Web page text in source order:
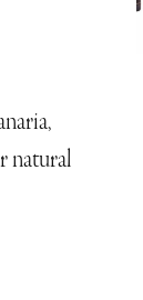
natural